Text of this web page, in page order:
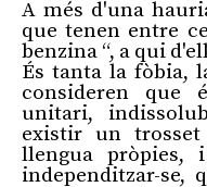
A més d'una
que tenen entre
benzina “, a qui
És tanta la fòbia,
consideren que
unitari,
existir un
llengua
independitzar-se,